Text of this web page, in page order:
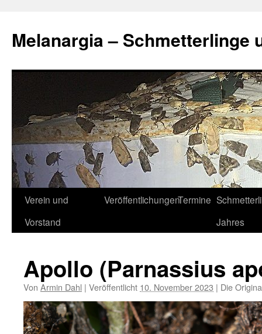
springen
Melanargia – Schmetterlinge
Verein und
Vorstand
VeröffentlichungenTermine
Jahres
Apollo (Parnassius
Von Armin Dahl | Veröffentlicht 10. November 2023 | Die